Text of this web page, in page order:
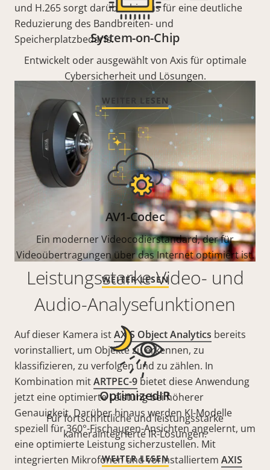
und H.265 sorgt darüber hinaus für eine deutliche
Reduzierung des Bandbreiten- und
Speicherplatzbedarfs.
Leistungsstarke Video- und
Audio-Analysefunktionen
Auf dieser Kamera istAXIS Object Analytics bereits
vorinstalliert, um Objekte zu erkennen, zu
klassifizieren, zu verfolgen und zu zählen. In
Kombination mitARTPEC-9 bietet diese Anwendung
jetzt eine optimierte Leistung bei höherer
Genauigkeit. Darüber hinaus werden KI-Modelle
speziell für 360°-Fischaugen-Ansichten angelernt, um
eine optimierte Leistung sicherzustellen. Mit
integrierten Mikrofonen und vorinstalliertem AXIS
System-on-Chip
Entwickelt oder ausgewählt von Axis für optimale
Cybersicherheit und Lösungen.
WEITER LESEN
AV1-Codec
Ein moderner Videocodierstandard, der für
Videoübertragungen über das Internet optimiert ist.
WEITER LESEN
OptimizedIR
Für fortschrittliche und leistungsstarke
kameraintegrierte IR-Lösungen.
WEITER LESEN